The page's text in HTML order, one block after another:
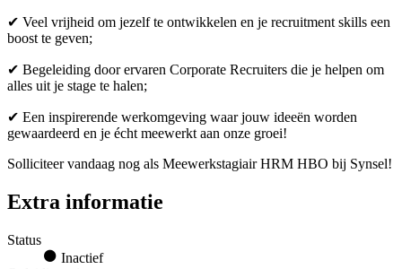
✔ Veel vrijheid om jezelf te ontwikkelen en je recruitment skills een
boost te geven;
✔ Begeleiding door ervaren Corporate Recruiters die je helpen om
alles uit je stage te halen;
✔ Een inspirerende werkomgeving waar jouw ideeën worden
gewaardeerd en je écht meewerkt aan onze groei!
Solliciteer vandaag nog als Meewerkstagiair HRM HBO bij Synsel!
Extra informatie
Status
Inactief